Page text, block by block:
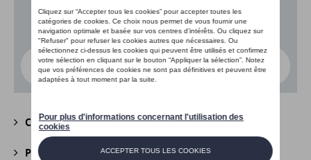
Choisissez un modèle
Camping(147)
Packs